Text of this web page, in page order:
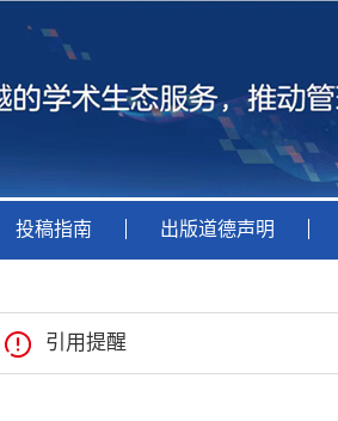
投稿指南 出版道德声明
引用提醒